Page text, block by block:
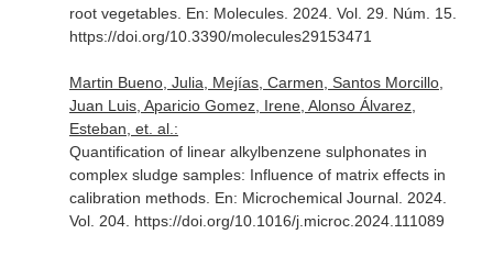
root vegetables. En: Molecules. 2024. Vol. 29. Núm. 15.
https://doi.org/10.3390/molecules29153471
Martin Bueno, Julia, Mejías, Carmen, Santos Morcillo,
Juan Luis, Aparicio Gomez, Irene, Alonso Álvarez,
Esteban, et. al.:
Quantification of linear alkylbenzene sulphonates in
complex sludge samples: Influence of matrix effects in
calibration methods. En: Microchemical Journal. 2024.
Vol. 204. https://doi.org/10.1016/j.microc.2024.111089